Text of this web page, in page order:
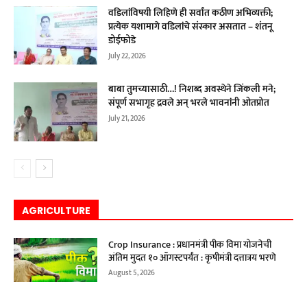
वडिलांविषयी लिहिणे ही सर्वांत कठीण अभिव्यक्ती;
प्रत्येक यशामागे वडिलांचे संस्कार असतात – शंतनू
डोईफोडे
July 22, 2026
बाबा तुमच्यासाठी…! निशब्द अवस्थेने जिंकली मने;
संपूर्ण सभागृह द्रवले अन् भरले भावनांनी ओतप्रोत
July 21, 2026
AGRICULTURE
Crop Insurance : प्रधानमंत्री पीक विमा योजनेची
अंतिम मुदत १० ऑगस्टपर्यंत : कृषीमंत्री दत्तात्रय भरणे
August 5, 2026